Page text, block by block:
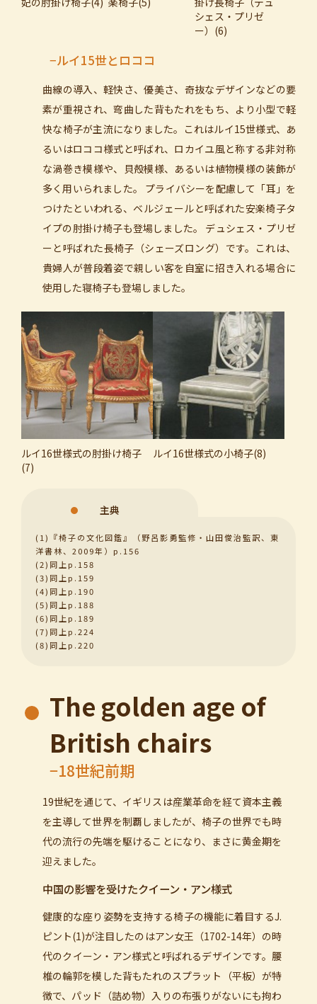
シェス・プリゼ
ー）(6)
−ルイ15世とロココ
曲線の導入、軽快さ、優美さ、奇抜なデザインなどの要
素が重視され、弯曲した背もたれをもち、より小型で軽
快な椅子が主流になりました。これはルイ15世様式、あ
るいはロココ様式と呼ばれ、ロカイユ風と称する非対称
な渦巻き模様や、貝殻模様、あるいは植物模様の装飾が
多く用いられました。 プライバシーを配慮して「耳」を
つけたといわれる、ベルジェールと呼ばれた安楽椅子タ
イプの肘掛け椅子も登場しました。 デュシェス・プリゼ
ーと呼ばれた長椅子（シェーズロング）です。これは、
貴婦人が普段着姿で親しい客を自室に招き入れる場合に
使用した寝椅子も登場しました。
ルイ16世様式の肘掛け椅子
(7)
ルイ16世様式の小椅子(8)
主典
(1)『椅子の文化図鑑』（野呂影勇監修・山田俊治監訳、東
洋書林、2009年）p.156
(2)同上p.158
(3)同上p.159
(4)同上p.190
(5)同上p.188
(6)同上p.189
(7)同上p.224
(8)同上p.220
The golden age of
British chairs
−18世紀前期
19世紀を通じて、イギリスは産業革命を経て資本主義
を主導して世界を制覇しましたが、椅子の世界でも時
代の流行の先端を駆けることになり、まさに黄金期を
迎えました。
中国の影響を受けたクイーン・アン様式
健康的な座り姿勢を支持する椅子の機能に着目するJ.
ピント(1)が注目したのはアン女王（1702-14年）の時
代のクイーン・アン様式と呼ばれるデザインです。腰
椎の輪郭を模した背もたれのスプラット（平板）が特
徴で、パッド（詰め物）入りの布張りがないにも拘わ